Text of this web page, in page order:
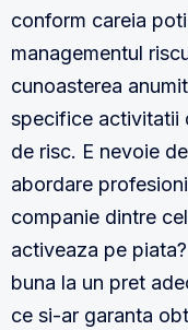
conform careia
managementul
cunoasterea
specifice activitatii
de risc. E nevoie
abordare
companie dintre
activeaza pe
buna la un pret
ce si-ar garanta